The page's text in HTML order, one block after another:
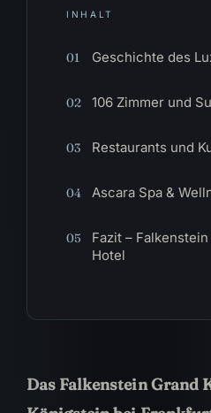
INHALT
01 Geschichte des
02 106 Zimmer und
03 Restaurants und
04 Ascara Spa &
05
Fazit –
Hotel
Das Falkenstein Grand